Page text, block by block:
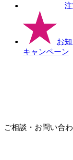
お
キャンペーン
ご相談・お問い合